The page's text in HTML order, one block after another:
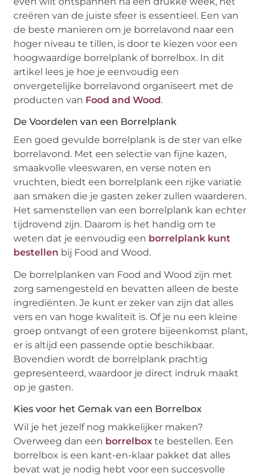
creëren van de juiste sfeer is essentieel. Een van
de beste manieren om je borrelavond naar een
hoger niveau te tillen, is door te kiezen voor een
hoogwaardige borrelplank of borrelbox. In dit
artikel lees je hoe je eenvoudig een
onvergetelijke borrelavond organiseert met de
producten van Food and Wood.
De Voordelen van een Borrelplank
Een goed gevulde borrelplank is de ster van elke
borrelavond. Met een selectie van fijne kazen,
smaakvolle vleeswaren, en verse noten en
vruchten, biedt een borrelplank een rijke variatie
aan smaken die je gasten zeker zullen waarderen.
Het samenstellen van een borrelplank kan echter
tijdrovend zijn. Daarom is het handig om te
weten dat je eenvoudig een borrelplank kunt
bestellen bij Food and Wood.
De borrelplanken van Food and Wood zijn met
zorg samengesteld en bevatten alleen de beste
ingrediënten. Je kunt er zeker van zijn dat alles
vers en van hoge kwaliteit is. Of je nu een kleine
groep ontvangt of een grotere bijeenkomst plant,
er is altijd een passende optie beschikbaar.
Bovendien wordt de borrelplank prachtig
gepresenteerd, waardoor je direct indruk maakt
op je gasten.
Kies voor het Gemak van een Borrelbox
Wil je het jezelf nog makkelijker maken?
Overweeg dan een borrelbox te bestellen. Een
borrelbox is een kant-en-klaar pakket dat alles
bevat wat je nodig hebt voor een succesvolle